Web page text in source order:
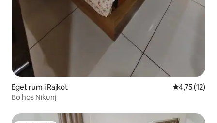
Eget rum i Rajkot 4,75 av 5 i
4,75 (12)
Bo hos Nikunj